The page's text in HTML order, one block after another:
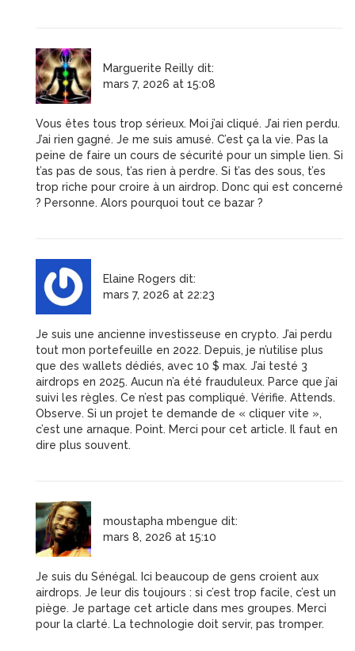
Marguerite Reilly dit:
mars 7, 2026 at 15:08
Vous êtes tous trop sérieux. Moi j’ai cliqué. J’ai rien perdu.
J’ai rien gagné. Je me suis amusé. C’est ça la vie. Pas la
peine de faire un cours de sécurité pour un simple lien. Si
t’as pas de sous, t’as rien à perdre. Si t’as des sous, t’es
trop riche pour croire à un airdrop. Donc qui est concerné
? Personne. Alors pourquoi tout ce bazar ?
Elaine Rogers dit:
mars 7, 2026 at 22:23
Je suis une ancienne investisseuse en crypto. J’ai perdu
tout mon portefeuille en 2022. Depuis, je n’utilise plus
que des wallets dédiés, avec 10 $ max. J’ai testé 3
airdrops en 2025. Aucun n’a été frauduleux. Parce que j’ai
suivi les règles. Ce n’est pas compliqué. Vérifie. Attends.
Observe. Si un projet te demande de « cliquer vite »,
c’est une arnaque. Point. Merci pour cet article. Il faut en
dire plus souvent.
moustapha mbengue dit:
mars 8, 2026 at 15:10
Je suis du Sénégal. Ici beaucoup de gens croient aux
airdrops. Je leur dis toujours : si c’est trop facile, c’est un
piège. Je partage cet article dans mes groupes. Merci
pour la clarté. La technologie doit servir, pas tromper.